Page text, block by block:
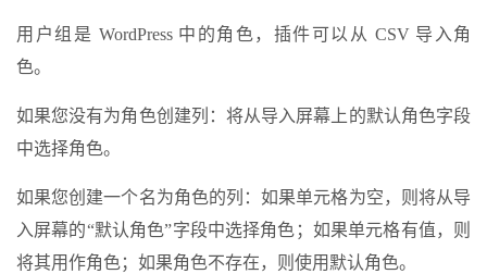
用户组是 WordPress 中的角色，插件可以从 CSV 导入角
色。
如果您没有为角色创建列：将从导入屏幕上的默认角色字段
中选择角色。
如果您创建一个名为角色的列：如果单元格为空，则将从导
入屏幕的“默认角色”字段中选择角色；如果单元格有值，则
将其用作角色；如果角色不存在，则使用默认角色。